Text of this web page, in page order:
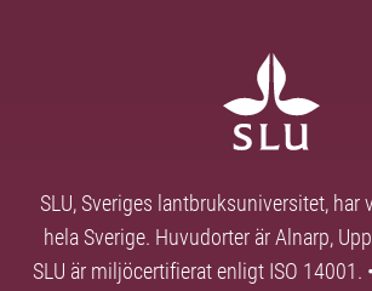
SLU, Sveriges lantbruksuniversitet, har
hela Sverige. Huvudorter är Alnarp,
SLU är miljöcertifierat enligt ISO 14001.